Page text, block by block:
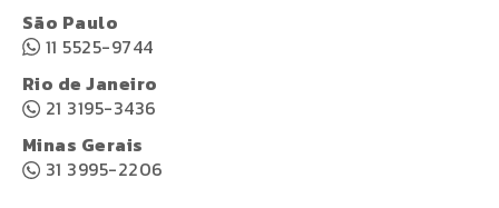
São Paulo
11 5525-9744
Rio de Janeiro
21 3195-3436
Minas Gerais
31 3995-2206